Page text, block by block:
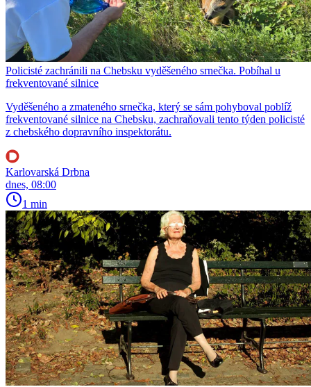
Policisté zachránili na Chebsku vyděšeného srnečka. Pobíhal u
frekventované silnice
Vyděšeného a zmateného srnečka, který se sám pohyboval poblíž
frekventované silnice na Chebsku, zachraňovali tento týden policisté
z chebského dopravního inspektorátu.
Karlovarská Drbna
dnes, 08:00
1 min